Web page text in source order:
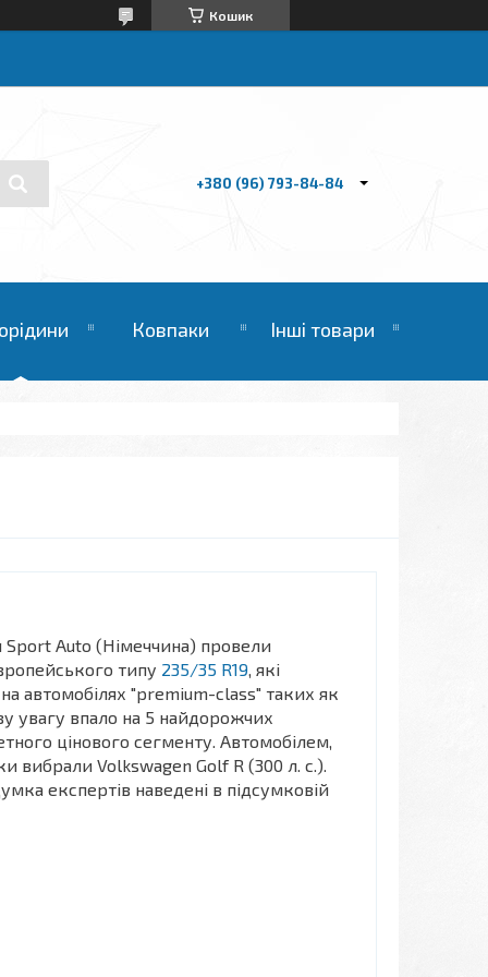
Кошик
+380 (96) 793-84-84
Ковпаки Інші товари
Sport Auto (Німеччина) провели
типу 235/35 R19, які
автомобілях "premium-class" таких як
увагу впало на 5 найдорожчих
цінового сегменту. Автомобілем,
вибрали Volkswagen Golf R (300 л. с.).
експертів наведені в підсумковій